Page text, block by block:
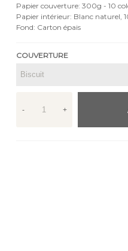
Papier couverture: 300g - 10
Papier intérieur: Blanc naturel,
Fond: Carton épais
COUVERTURE
- +